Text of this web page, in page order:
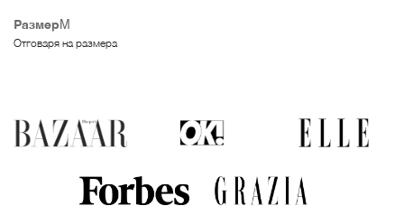
Размер M
Отговаря на размера